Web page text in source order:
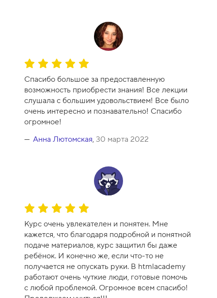
0
О
е
н
к
а
к
у
0
Спасибо большое за предоставленную
возможность приобрести знания! Все лекции
слушала с большим удовольствием! Все было
очень интересно и познавательно! Спасибо
огромное!
Анна Лютомская, 30 марта 2022
О
ц
е
н
к
а
к
у
р
Курс очень увлекателен и понятен. Мне
кажется, что благодаря подробной и понятной
подаче материалов, курс защитил бы даже
ребёнок. И конечно же, если что-то не
получается не опускать руки. В htmlacademy
работают очень чуткие люди, готовые помочь
с любой проблемой. Огромное всем спасибо!